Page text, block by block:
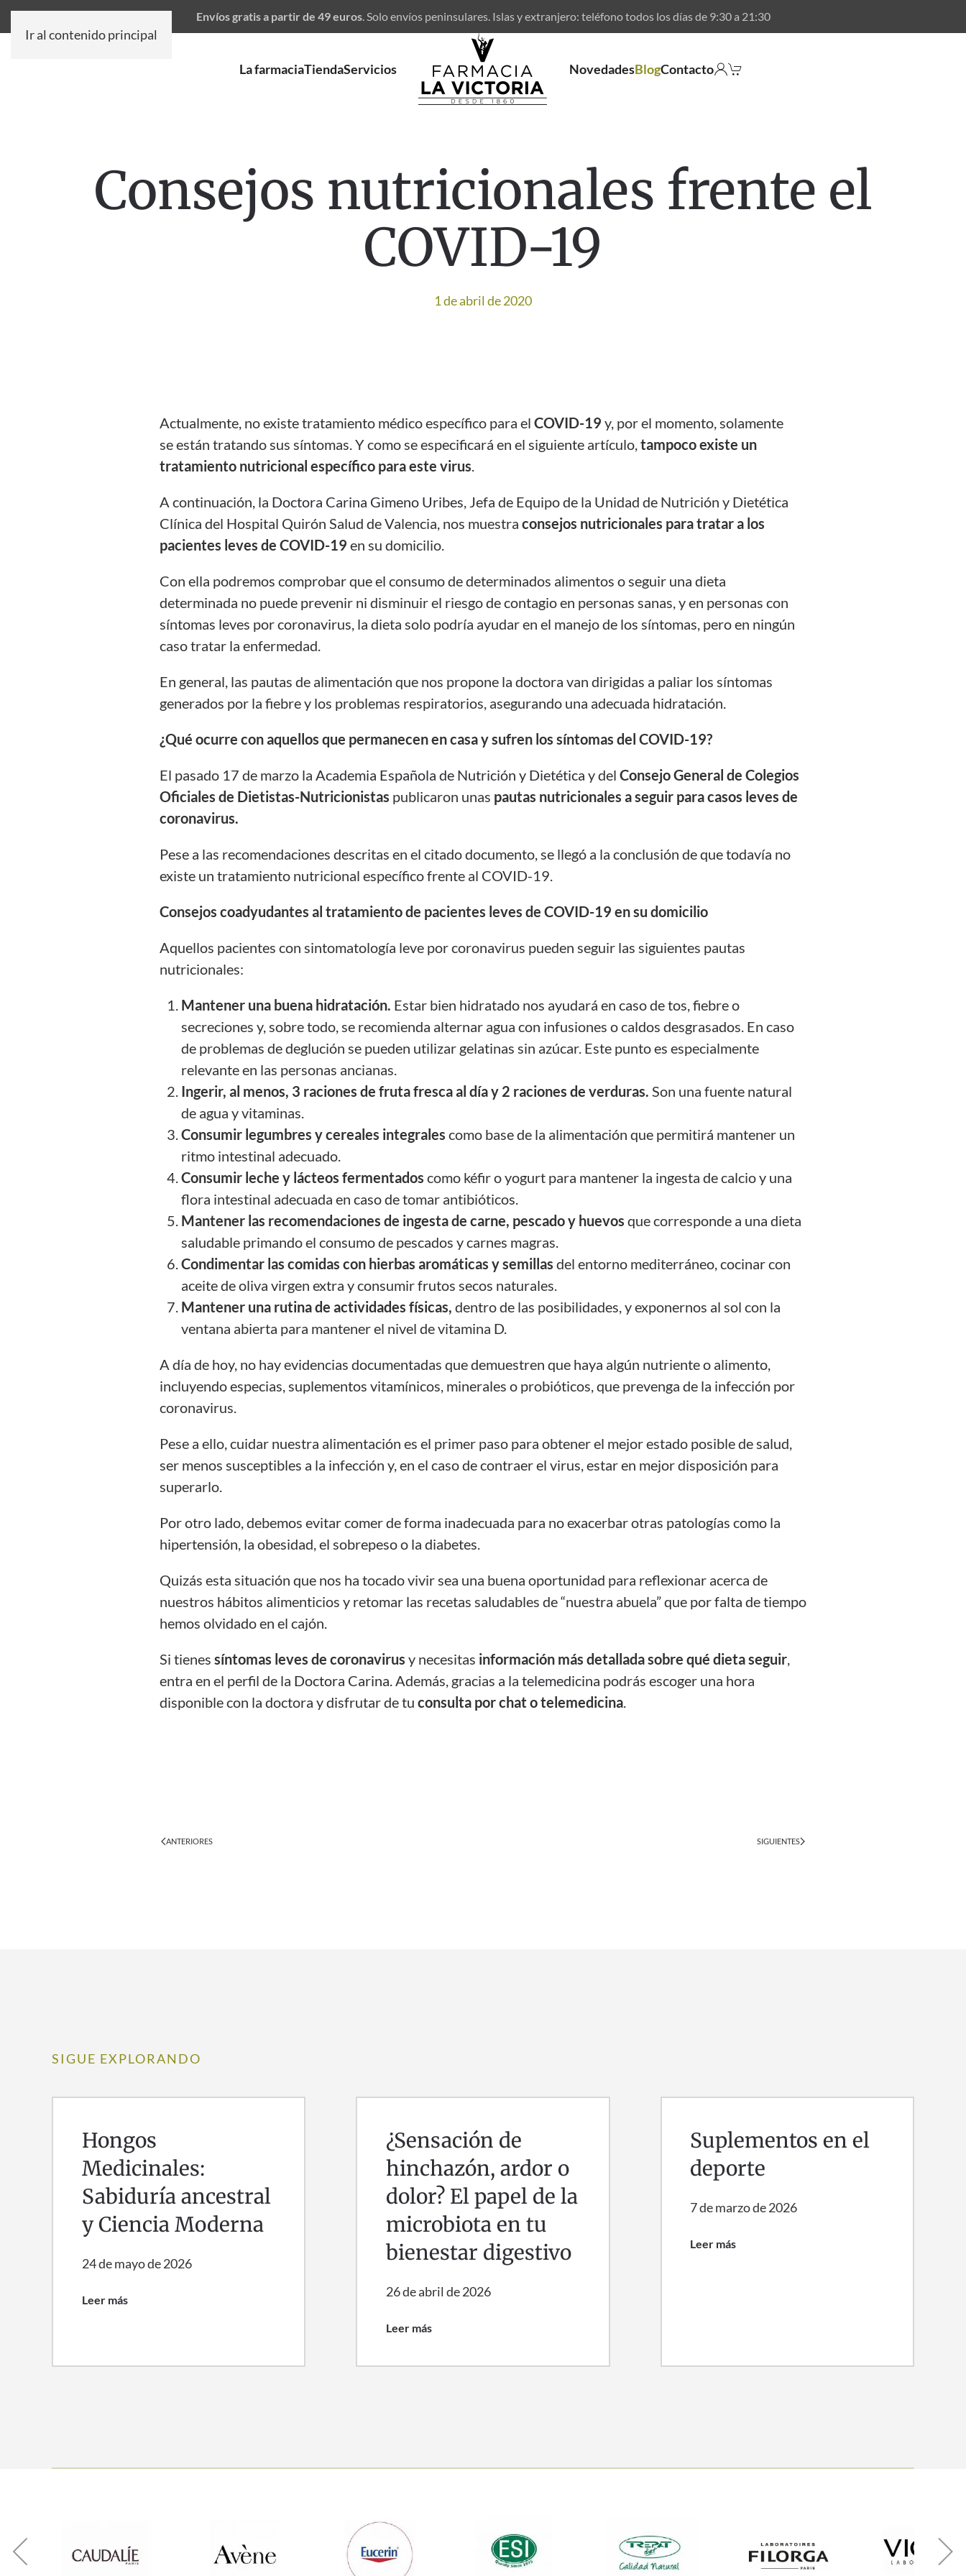
Ir al contenido principal
Envíos gratis a partir de 49 euros.Solo envíos peninsulares. Islas y extranjero: teléfono todos los días de 9:30a 21:30
La farmaciaTiendaServicios NovedadesBlogContacto
Consejos nutricionales frente el
COVID-19
1 de abril de 2020
Actualmente, no existe tratamiento médicoespecífico para el COVID-19 y, por el momento,solamente
seestán tratando sus síntomas.Ycomose especificará en el siguiente artículo,tampoco existe un
tratamiento nutricional específico para este virus.
A continuación, la Doctora Carina Gimeno Uribes, Jefa de Equipo de la Unidad de Nutrición y Dietética
Clínica del Hospital Quirón Salud de Valencia, nos muestra consejos nutricionales para tratar a los
pacientes leves de COVID-19 en su domicilio.
Con ella podremos comprobar que el consumo de determinados alimentos o seguir una dieta
determinada no puede prevenir ni disminuir el riesgo de contagio en personas sanas, y en personas con
síntomas leves por coronavirus, la dieta solo podría ayudar en el manejo de los síntomas, pero en ningún
caso tratar la enfermedad.
En general, las pautas de alimentación que nos propone la doctora van dirigidas a paliar los síntomas
generados por la fiebre y los problemas respiratorios, asegurando una adecuada hidratación.
¿Qué ocurre con aquellos que permanecen en casa y sufren los síntomas del COVID-19?
El pasado 17 de marzo la Academia Española de Nutrición y Dietética y del Consejo General de Colegios
Oficiales de Dietistas-Nutricionistas publicaron unas pautas nutricionales a seguir para casos leves de
coronavirus.
Pese a las recomendaciones descritas en el citado documento, se llegó a la conclusión de que todavía no
existe un tratamiento nutricional específico frente al COVID-19.
Consejos coadyudantes al tratamiento de pacientes leves de COVID-19 en su domicilio
Aquellos pacientes con sintomatología leve por coronavirus pueden seguir las siguientes pautas
nutricionales:
Mantener una buena hidratación. Estar bien hidratado nos ayudará en caso de tos, fiebre o
secreciones y, sobre todo, se recomienda alternar agua con infusiones o caldos desgrasados. En caso
de problemas de deglución se pueden utilizar gelatinas sin azúcar. Este punto es especialmente
relevante en las personas ancianas.
Ingerir, al menos, 3 raciones de fruta fresca al día y 2 raciones de verduras. Son una fuente natural
de agua y vitaminas.
Consumir legumbres y cereales integrales como base de la alimentación que permitirá mantener un
ritmo intestinal adecuado.
Consumir leche y lácteos fermentados como kéfir o yogurt para mantener la ingesta de calcio y una
flora intestinal adecuada en caso de tomar antibióticos.
Mantener las recomendaciones de ingesta de carne, pescado y huevos que corresponde a una dieta
saludable primando el consumo de pescados y carnes magras.
Condimentar las comidas con hierbas aromáticas y semillas del entorno mediterráneo, cocinar con
aceite de oliva virgen extra y consumir frutos secos naturales.
Mantener una rutina de actividades físicas, dentro de las posibilidades, y exponernos al sol con la
ventana abierta para mantener el nivel de vitamina D.
A día de hoy, no hay evidencias documentadas que demuestren que haya algún nutriente o alimento,
incluyendo especias, suplementos vitamínicos, minerales o probióticos, que prevenga de la infección por
coronavirus.
Pese a ello, cuidar nuestra alimentación es el primer paso para obtener el mejor estado posible de salud,
ser menos susceptibles a la infección y, en el caso de contraer el virus, estar en mejor disposición para
superarlo.
Por otro lado, debemos evitar comer de forma inadecuada para no exacerbar otras patologías como la
hipertensión, la obesidad, el sobrepeso o la diabetes.
Quizás esta situación que nos ha tocado vivir sea una buena oportunidad para reflexionar acerca de
nuestros hábitos alimenticios y retomar las recetas saludables de “nuestra abuela” que por falta de tiempo
hemos olvidado en el cajón.
Si tienes síntomas leves de coronavirus y necesitas información más detallada sobre qué dieta seguir,
entra en el perfil de la Doctora Carina.Además, gracias a la telemedicina podrás escoger una hora
disponiblecon la doctora ydisfrutar de tu consulta por chat o telemedicina.
ANTERIORES SIGUIENTES
SIGUE EXPLORANDO
Hongos
Medicinales:
Sabiduría ancestral
y Ciencia Moderna
24 de mayo de 2026
Leer más
¿Sensación de
hinchazón, ardor o
dolor? El papel de la
microbiota en tu
bienestar digestivo
26 de abril de 2026
Leer más
Suplementos en el
deporte
7 de marzo de 2026
Leer más